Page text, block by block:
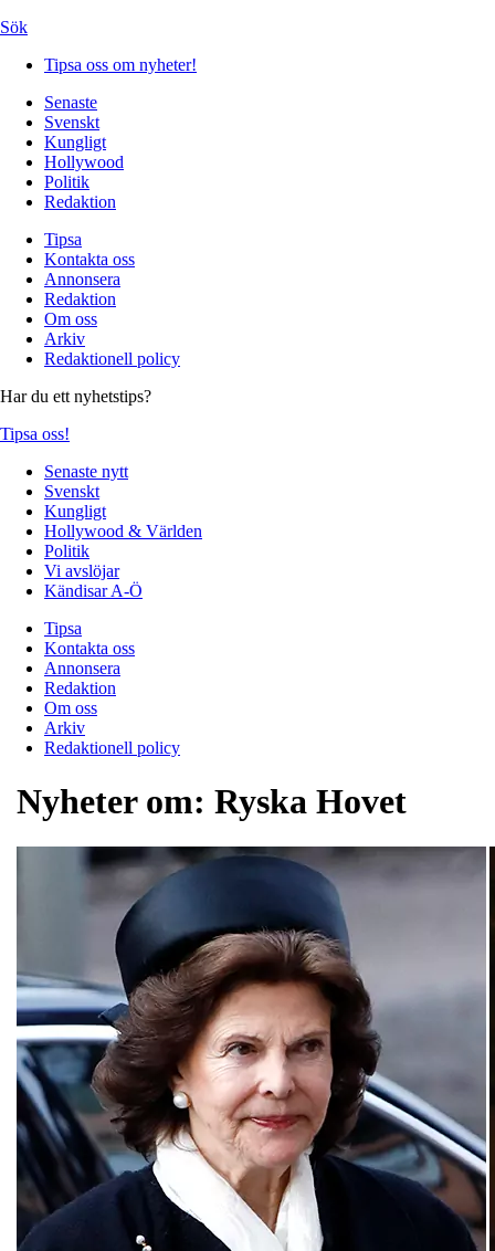
Sök
Tipsa oss om nyheter!
Senaste
Svenskt
Kungligt
Hollywood
Politik
Redaktion
Tipsa
Kontakta oss
Annonsera
Redaktion
Om oss
Arkiv
Redaktionell policy
Har du ett nyhetstips?
Tipsa oss!
Senaste nytt
Svenskt
Kungligt
Hollywood & Världen
Politik
Vi avslöjar
Kändisar A-Ö
Tipsa
Kontakta oss
Annonsera
Redaktion
Om oss
Arkiv
Redaktionell policy
Nyheter om: Ryska Hovet